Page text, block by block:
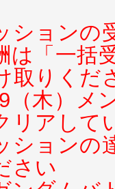
ションの
は「一括
取りくだ
木）メ
リアして
ションの
さい